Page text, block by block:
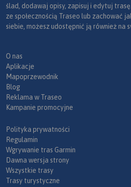
ślad, dodawaj opisy, zapisuj i edytuj
ze społecznością Traseo lub zachować
siebie, możesz udostępnić ją również na
O nas
Aplikacje
Mapoprzewodnik
Blog
Reklama w Traseo
Kampanie promocyjne
Polityka prywatności
Regulamin
Wgrywanie tras Garmin
Dawna wersja strony
Wszystkie trasy
Trasy turystyczne